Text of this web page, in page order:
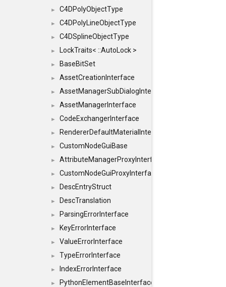
► C4DPolyObjectType
► C4DPolyLineObjectType
► C4DSplineObjectType
► LockTraits< ::AutoLock >
► BaseBitSet
► AssetCreationInterface
► AssetManagerSubDialogInterface
► AssetManagerInterface
► CodeExchangerInterface
► RendererDefaultMaterialInterface
► CustomNodeGuiBase
► AttributeManagerProxyInterface
► CustomNodeGuiProxyInterface
► DescEntryStruct
► DescTranslation
► ParsingErrorInterface
► KeyErrorInterface
► ValueErrorInterface
► TypeErrorInterface
► IndexErrorInterface
► PythonElementBaseInterface